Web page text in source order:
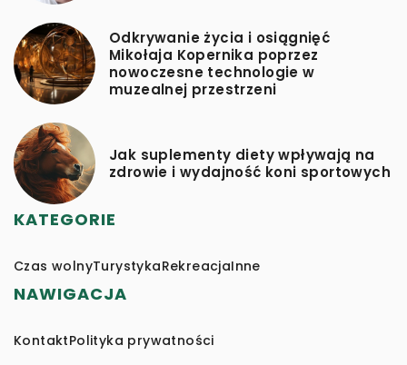
Odkrywanie życia i osiągnięć
Mikołaja Kopernika poprzez
nowoczesne technologie w
muzealnej przestrzeni
Jak suplementy diety wpływają na
zdrowie i wydajność koni sportowych
KATEGORIE
Czas wolnyTurystykaRekreacjaInne
NAWIGACJA
KontaktPolityka prywatności